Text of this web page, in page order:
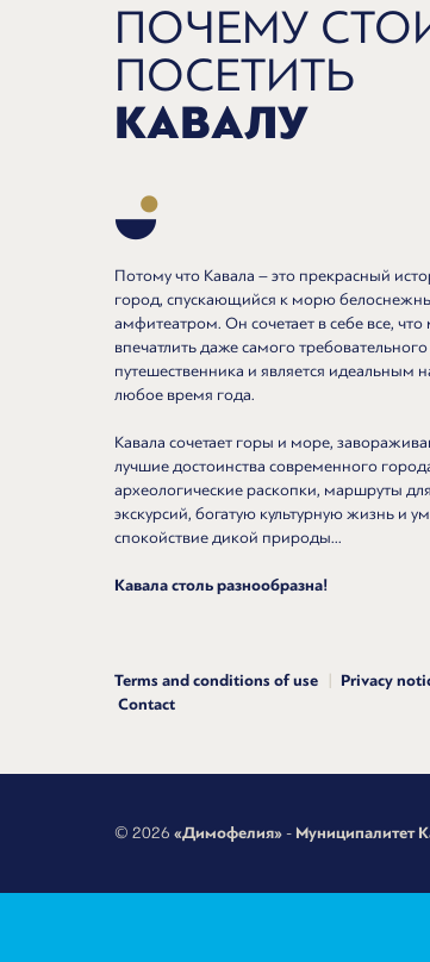
ПОЧЕМУ
ПОСЕТИТЬ
КАВАЛУ
Потому что Кавала – это прекрасный
город, спускающийся к морю
амфитеатром. Он сочетает в себе все,
впечатлить даже самого требовательного
путешественника и является идеальным
любое время года.
Кавала сочетает горы и море,
лучшие достоинства современного
археологические раскопки, маршруты
экскурсий, богатую культурную жизнь и
спокойствие дикой природы...
Кавала столь разнообразна!
Terms and conditions of use Privacy
Contact
© 2026 «Димофелия»- Муниципалитет